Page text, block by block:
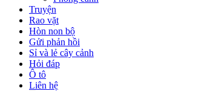
Truyện
Rao vặt
Hòn non bộ
Gửi phản hồi
Sỉ và lẻ cây cảnh
Hỏi đáp
Ô tô
Liên hệ